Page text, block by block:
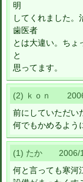
明
してくれました
歯医者
とは大違い。ちょ
と
思ってます。
(2) ｋｏｎ
前にしていただい
何でもかめるよう
(1) たか 2006/
何と言っても寒河